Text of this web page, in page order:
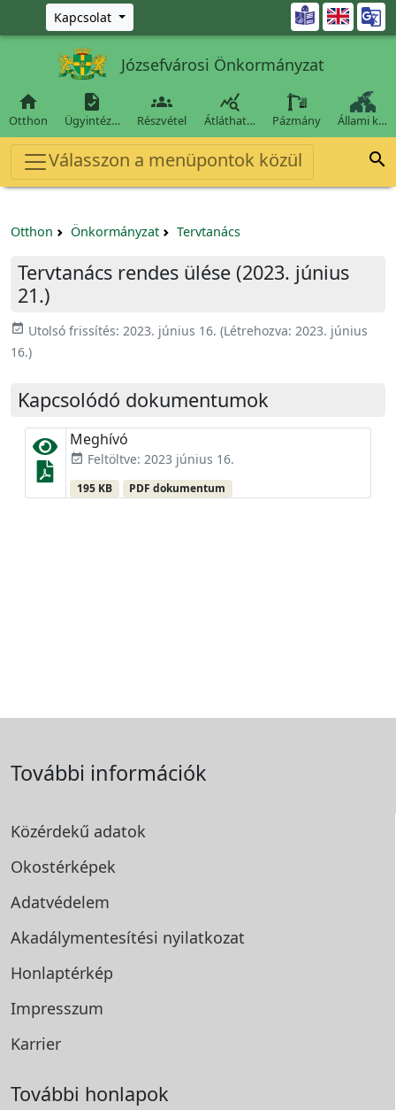
Ugrás a fő tartalomra
Kapcsolat 
Józsefvárosi Önkormányzat

Otthon

Ügyintéz…

Részvétel

Átláthat… Pázmány Állami k…
Válasszon a menüpontok közül 
Otthon Önkormányzat Tervtanács
Tervtanács rendes ülése (2023. június
21.)
event_available Utolsó frissítés: 2023. június 16. (Létrehozva: 2023. június
16.)
Kapcsolódó dokumentumok
Meghívó
event_available Feltöltve: 2023 június 16.
195 KB PDF dokumentum
További információk
Közérdekű adatok
Okostérképek
Adatvédelem
Akadálymentesítési nyilatkozat
Honlaptérkép
Impresszum
Karrier
További honlapok